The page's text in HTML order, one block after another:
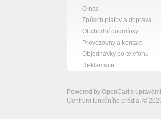
červená
šedá
O nás
Způsob platby a doprava
Obchodní podmínky
Provozovny a kontakt
Objednávky po telefonu
Reklamace
Powered by OpenCart s
Centrum funkčního prádla, ©